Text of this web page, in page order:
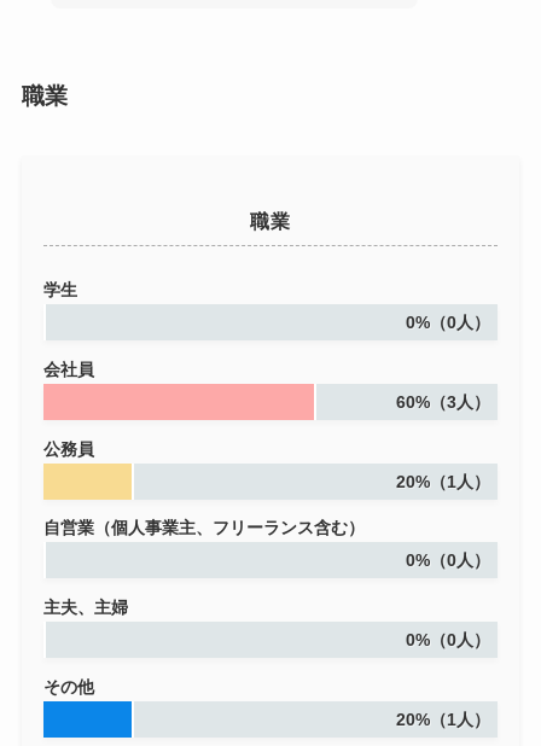
職業
職業
学生
0%（0人）
会社員
60%（3人）
公務員
20%（1人）
自営業（個人事業主、フリーランス含む）
0%（0人）
主夫、主婦
0%（0人）
その他
20%（1人）